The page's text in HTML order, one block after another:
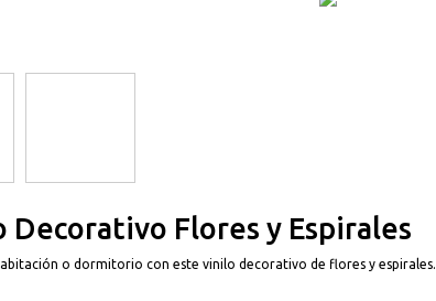
Decorativo Flores y Espirales
o dormitorio con este vinilo decorativo de flores y espirales.